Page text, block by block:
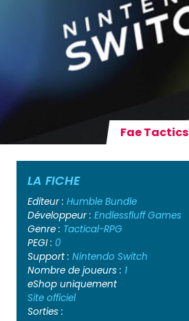
Fae Tactics
LA FICHE
Editeur : Humble Bundle
Développeur : Endlessfluff Games
Genre : Tactical-RPG
PEGI : 0
Support : Nintendo Switch
Nombre de joueurs : 1
eShop uniquement
Site officiel
Sorties :